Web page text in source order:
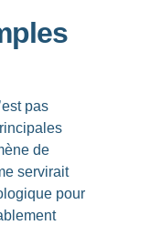
pas
de
servirait
pour